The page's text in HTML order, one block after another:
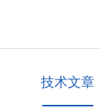
技术文章